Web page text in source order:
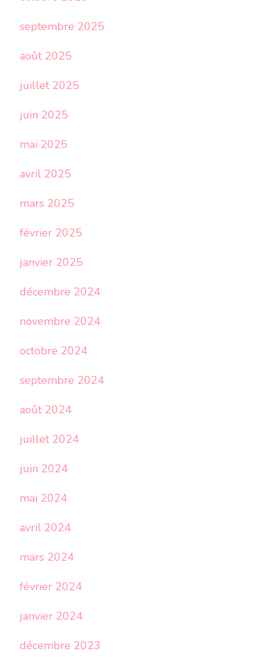
septembre 2025
août 2025
juillet 2025
juin 2025
mai 2025
avril 2025
mars 2025
février 2025
janvier 2025
décembre 2024
novembre 2024
octobre 2024
septembre 2024
août 2024
juillet 2024
juin 2024
mai 2024
avril 2024
mars 2024
février 2024
janvier 2024
décembre 2023